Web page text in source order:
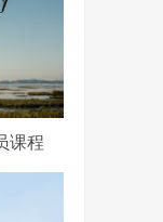
课程